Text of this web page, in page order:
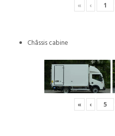
« ‹
Châssis cabine
« ‹